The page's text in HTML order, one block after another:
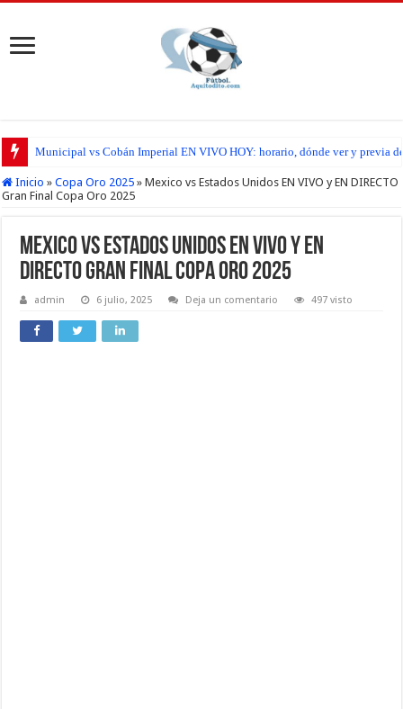
Municipal vs Cobán Imperial EN VIVO HOY: horario, dónde ver y previa
Inicio » Copa Oro 2025 » Mexico vs Estados Unidos EN VIVO y EN DIRECTO
Gran Final Copa Oro 2025
Mexico vs Estados Unidos EN VIVO y EN
DIRECTO Gran Final Copa Oro 2025
admin 6 julio, 2025 Deja un comentario 497 visto